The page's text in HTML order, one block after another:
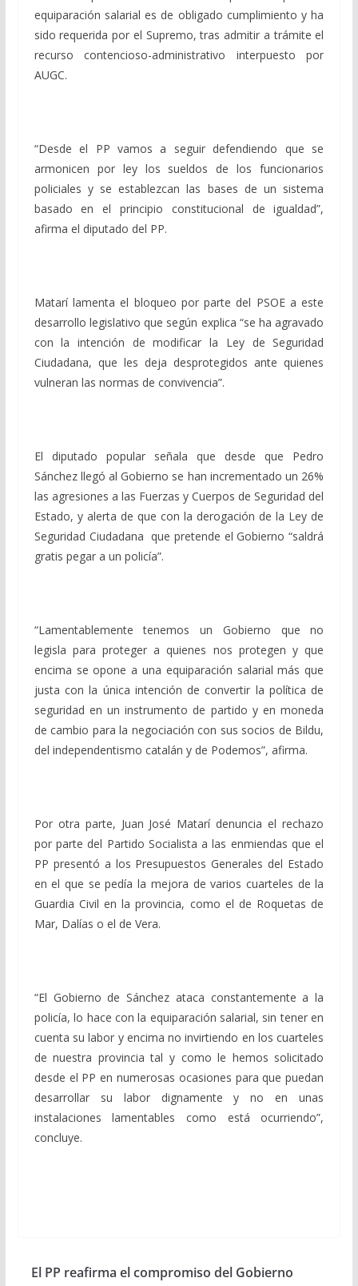
equiparación salarial es de obligado cumplimiento y ha
sido requerida por el Supremo, tras admitir a trámite el
recurso contencioso-administrativo interpuesto por
AUGC.
“Desde el PP vamos a seguir defendiendo que se
armonicen por ley los sueldos de los funcionarios
policiales y se establezcan las bases de un sistema
basado en el principio constitucional de igualdad”,
afirma el diputado del PP.
Matarí lamenta el bloqueo por parte del PSOE a este
desarrollo legislativo que según explica “se ha agravado
con la intención de modificar la Ley de Seguridad
Ciudadana, que les deja desprotegidos ante quienes
vulneran las normas de convivencia”.
El diputado popular señala que desde que Pedro
Sánchez llegó al Gobierno se han incrementado un 26%
las agresiones a las Fuerzas y Cuerpos de Seguridad del
Estado, y alerta de que con la derogación de la Ley de
Seguridad Ciudadana que pretende el Gobierno “saldrá
gratis pegar a un policía”.
“Lamentablemente tenemos un Gobierno que no
legisla para proteger a quienes nos protegen y que
encima se opone a una equiparación salarial más que
justa con la única intención de convertir la política de
seguridad en un instrumento de partido y en moneda
de cambio para la negociación con sus socios de Bildu,
del independentismo catalán y de Podemos”, afirma.
Por otra parte, Juan José Matarí denuncia el rechazo
por parte del Partido Socialista a las enmiendas que el
PP presentó a los Presupuestos Generales del Estado
en el que se pedía la mejora de varios cuarteles de la
Guardia Civil en la provincia, como el de Roquetas de
Mar, Dalías o el de Vera.
“El Gobierno de Sánchez ataca constantemente a la
policía, lo hace con la equiparación salarial, sin tener en
cuenta su labor y encima no invirtiendo en los cuarteles
de nuestra provincia tal y como le hemos solicitado
desde el PP en numerosas ocasiones para que puedan
desarrollar su labor dignamente y no en unas
instalaciones lamentables como está ocurriendo”,
concluye.
El PP reafirma el compromiso del Gobierno